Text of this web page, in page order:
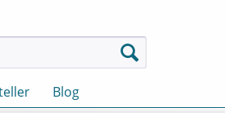
Blog